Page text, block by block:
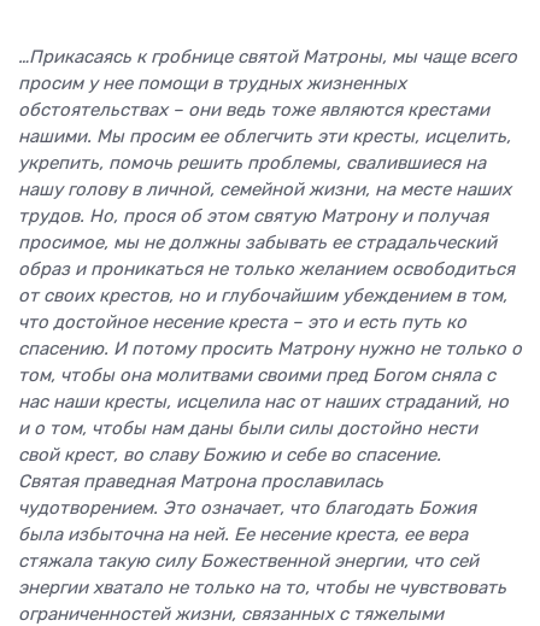
…Прикасаясь к гробнице святой Матроны, мы чаще всего
просим у нее помощи в трудных жизненных
обстоятельствах – они ведь тоже являются крестами
нашими. Мы просим ее облегчить эти кресты, исцелить,
укрепить, помочь решить проблемы, свалившиеся на
нашу голову в личной, семейной жизни, на месте наших
трудов. Но, прося об этом святую Матрону и получая
просимое, мы не должны забывать ее страдальческий
образ и проникаться не только желанием освободиться
от своих крестов, но и глубочайшим убеждением в том,
что достойное несение креста – это и есть путь ко
спасению. И потому просить Матрону нужно не только о
том, чтобы она молитвами своими пред Богом сняла с
нас наши кресты, исцелила нас от наших страданий, но
и о том, чтобы нам даны были силы достойно нести
свой крест, во славу Божию и себе во спасение.
Святая праведная Матрона прославилась
чудотворением. Это означает, что благодать Божия
была избыточна на ней. Ее несение креста, ее вера
стяжала такую силу Божественной энергии, что сей
энергии хватало не только на то, чтобы не чувствовать
ограниченностей жизни, связанных с тяжелыми